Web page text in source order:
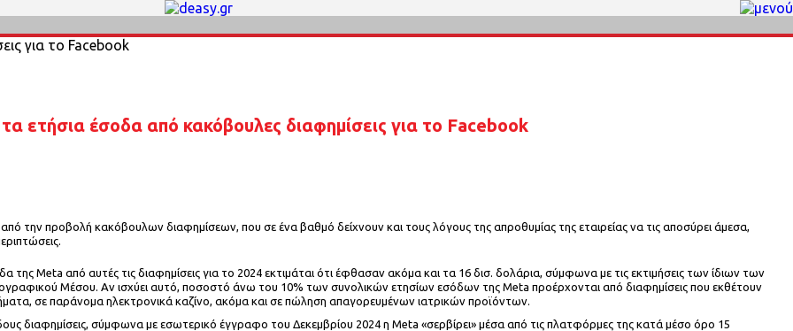
ετήσια έσοδα από κακόβουλες διαφημίσεις για το Facebook
την προβολή κακόβουλων διαφημίσεων, που σε ένα βαθμό δείχνουν και τους λόγους της απροθυμίας της εταιρείας να τις αποσύρει άμεσα,
της Meta από αυτές τις διαφημίσεις για το 2024 εκτιμάται ότι έφθασαν ακόμα και τα 16 δισ. δολάρια, σύμφωνα με τις εκτιμήσεις των ίδιων των
Μέσου. Αν ισχύει αυτό, ποσοστό άνω του 10% των συνολικών ετησίων εσόδων της Meta προέρχονται από διαφημίσεις που εκθέτουν
σε παράνομα ηλεκτρονικά καζίνο, ακόμα και σε πώληση απαγορευμένων ιατρικών προϊόντων.
διαφημίσεις, σύμφωνα με εσωτερικό έγγραφο του Δεκεμβρίου 2024 η Meta «σερβίρει» μέσα από τις πλατφόρμες της κατά μέσο όρο 15